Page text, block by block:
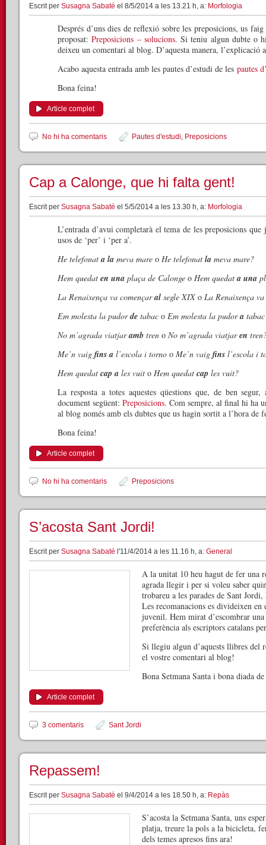
Escrit per Susagna Sabaté el 8/5/2014 a les 13.21 h, a: Morfologia
Després d’uns dies de reflexió sobre les preposicions, us
proposat:Preposicions – solucions. Si teniu algun dubte o hi
deixeu un comentari al blog. D’aquesta manera, l’explicació
Acabo aquesta entrada amb les pautes d’estudi de les pautes
Bona feina!
Article complet
No hi ha comentaris Pautes d'estudi Preposicions
Cap a Calonge, que hi falta gent!
Escrit per Susagna Sabaté el 5/5/2014 a les 13.30 h, a: Morfologia
L’entrada d’avui completarà el tema de les preposicions
usos de ‘per’ i ‘per a’.
He telefonata la meva mare o He telefonat la meva mare?
Hem quedat en una plaça de Calonge o Hem quedata una
La Renaixença va començaral segle XIX o La Renaixença
Em molesta la pudorde tabac o Em molesta la pudora
No m’agrada viatjaramb tren o No m’agrada viatjaren
Me’n vaig fins a l’escola i torno o Me’n vaig fins l’escola i
Hem quedat cap a les vuit o Hem quedat cap les vuit?
La resposta a totes aquestes qüestions que, de ben
document següent: Preposicions. Com sempre, al final hi ha
al blog només amb els dubtes que us hagin sortit a l’hora de
Bona feina!
Article complet
No hi ha comentaris Preposicions
S’acosta Sant Jordi!
Escrit per Susagna Sabaté l'11/4/2014 a les 11.16 h, a: General
A la unitat 10 heu hagut de fer una
agrada llegir i per si voleu saber
trobareu a les parades de Sant
Les recomanacions es divideixen
juvenil. Hem mirat d’escombrar
preferència als escriptors catalans
Si llegiu algun d’aquests llibres del
el vostre comentari al blog!
Bona Setmana Santa i bona diada
Article complet
3 comentaris Sant Jordi
Repassem!
Escrit per Susagna Sabaté el 9/4/2014 a les 18.50 h, a: Repàs
S’acosta la Setmana Santa, uns
platja, treure la pols a la bicicleta,
dels temes apresos fins ara!